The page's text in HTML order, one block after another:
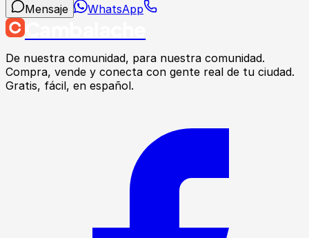
Mensaje
WhatsApp
De nuestra comunidad, para nuestra comunidad.
Compra, vende y conecta con gente real de tu ciudad.
Gratis, fácil, en español.